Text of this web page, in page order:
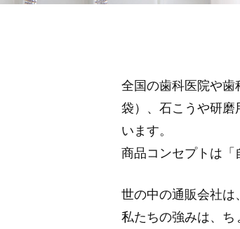
全国の歯科医院や
袋）、石こうや研磨
います。
商品コンセプトは「
世の中の通販会社は
私たちの強みは、ち